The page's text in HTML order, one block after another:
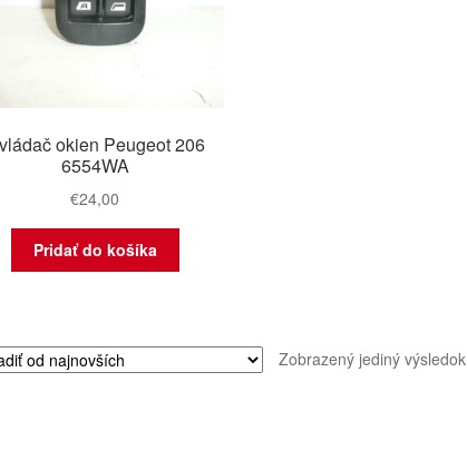
okien Peugeot 206
6554WA
€24,00
Pridať do košíka
Zobrazený jediný výsledok